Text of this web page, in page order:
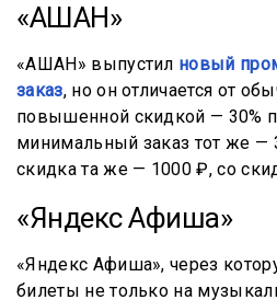
«АШАН»
«АШАН» выпустил новый
заказ, но он отличается от
повышенной скидкой — 30%
минимальный заказ тот же —
скидка та же — 1000 ₽, со
«Яндекс Афиша»
«Яндекс Афиша», через
билеты не только на